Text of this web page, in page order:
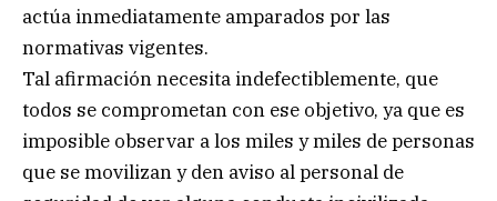
actúa inmediatamente amparados por las
normativas vigentes.
Tal afirmación necesita indefectiblemente, que
todos se comprometan con ese objetivo, ya que es
imposible observar a los miles y miles de personas
que se movilizan y den aviso al personal de